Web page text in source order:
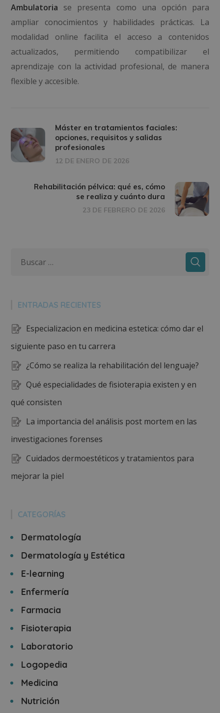
Ambulatoria se presenta como una opción para
ampliar conocimientos y habilidades prácticas. La
modalidad online facilita el acceso a contenidos
actualizados, permitiendo compatibilizar el
aprendizaje con la actividad profesional, de manera
flexible y accesible.
Máster en tratamientos faciales:
opciones, requisitos y salidas
profesionales
12 DE ENERO DE 2026
Rehabilitación pélvica: qué es, cómo
se realiza y cuánto dura
23 DE FEBRERO DE 2026
ENTRADAS RECIENTES
Especializacion en medicina estetica: cómo dar el
siguiente paso en tu carrera
¿Cómo se realiza la rehabilitación del lenguaje?
Qué especialidades de fisioterapia existen y en
qué consisten
La importancia del análisis post mortem en las
investigaciones forenses
Cuidados dermoestéticos y tratamientos para
mejorar la piel
CATEGORÍAS
Dermatología
Dermatología y Estética
E-learning
Enfermería
Farmacia
Fisioterapia
Laboratorio
Logopedia
Medicina
Nutrición